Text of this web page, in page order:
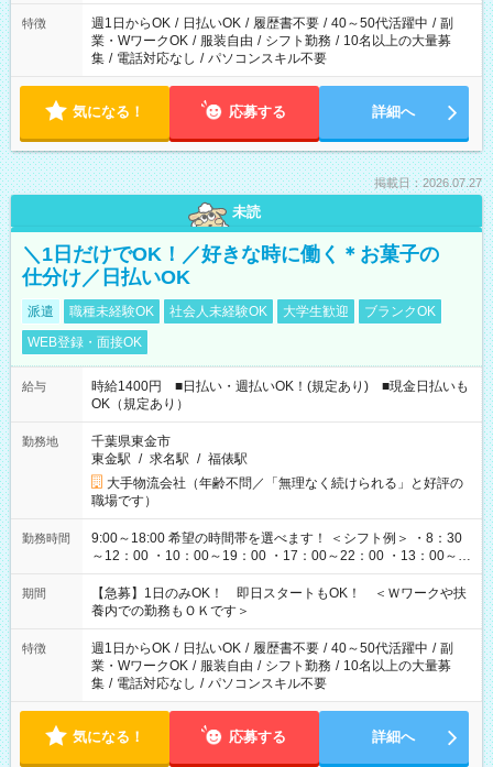
特徴 週1日からOK / 日払いOK / 履歴書不要 / 40～50代活躍中 / 副
業・WワークOK / 服装自由 / シフト勤務 / 10名以上の大量募
集 / 電話対応なし / パソコンスキル不要
気になる！ 応募する 詳細へ
掲載日：2026.07.27
未読
＼1日だけでOK！／好きな時に働く＊お菓子の
仕分け／日払いOK
派遣 職種未経験OK 社会人未経験OK 大学生歓迎
ブランクOK
WEB登録・面接OK
給与
時給1400円 ■日払い・週払いOK！(規定あり) ■現金日払いも
OK（規定あり）
勤務地
千葉県東金市
東金駅 / 求名駅 / 福俵駅
大手物流会社（年齢不問／「無理なく続けられる」と好評の
職場です）
勤務時間
9:00～18:00 希望の時間帯を選べます！ ＜シフト例＞ ・8：30
～12：00 ・10：00～19：00 ・17：00～22：00 ・13：00～
22：00 ・22：00～翌6：00 など
期間
【急募】1日のみOK！ 即日スタートもOK！ ＜Ｗワークや扶
養内での勤務もＯＫです＞
特徴 週1日からOK / 日払いOK / 履歴書不要 / 40～50代活躍中 / 副
業・WワークOK / 服装自由 / シフト勤務 / 10名以上の大量募
集 / 電話対応なし / パソコンスキル不要
気になる！ 応募する 詳細へ